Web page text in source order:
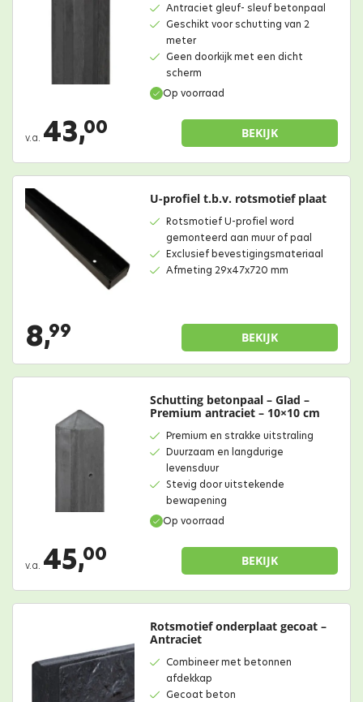
Op voorraad
Antraciet gleuf- sleuf betonpaal
Geschikt voor schutting van 2
meter
Geen doorkijk met een dicht
scherm
v.a. 43,00 BEKIJK
U-profiel t.b.v. rotsmotief plaat
Rotsmotief U-profiel word
gemonteerd aan muur of paal
Exclusief bevestigingsmateriaal
Afmeting 29x47x720 mm
8,99 BEKIJK
Op voorraad
Schutting betonpaal – Glad –
Premium antraciet – 10×10 cm
Premium en strakke uitstraling
Duurzaam en langdurige
levensduur
Stevig door uitstekende
bewapening
v.a. 45,00 BEKIJK
Rotsmotief onderplaat gecoat –
Antraciet
Combineer met betonnen
afdekkap
Gecoat beton